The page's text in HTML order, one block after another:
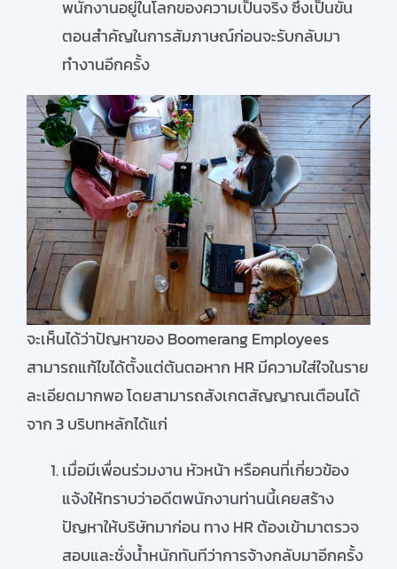
พนักงานอยู่ในโลกของความเป็นจริง ซึ่งเป็นขั้น
ตอนสำคัญในการสัมภาษณ์ก่อนจะรับกลับมา
ทำงานอีกครั้ง
จะเห็นได้ว่าปัญหาของ Boomerang Employees
สามารถแก้ไขได้ตั้งแต่ต้นตอหาก HR มีความใส่ใจในราย
ละเอียดมากพอ โดยสามารถสังเกตสัญญาณเตือนได้
จาก 3 บริบทหลักได้แก่
เมื่อมีเพื่อนร่วมงาน หัวหน้า หรือคนที่เกี่ยวข้อง
แจ้งให้ทราบว่าอดีตพนักงานท่านนี้เคยสร้าง
ปัญหาให้บริษัทมาก่อน ทาง HR ต้องเข้ามาตรวจ
สอบและชั่งน้ำหนักทันทีว่าการจ้างกลับมาอีกครั้ง